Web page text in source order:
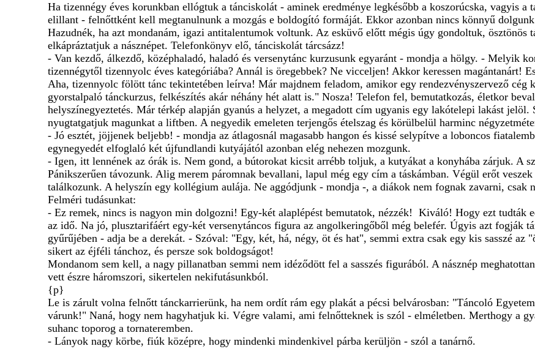
Ha tizennégy éves korunkban ellógtuk a tánciskolát - aminek eredménye legkésőbb a koszorúcska, vagyis a
elillant - felnőttként kell megtanulnunk a mozgás e boldogító formáját. Ekkor azonban nincs könnyű
Hazudnék, ha azt mondanám, igazi antitalentumok voltunk. Az esküvő előtt mégis úgy gondoltuk, ösztönös
elkápráztatjuk a násznépet. Telefonkönyv elő, tánciskolát tárcsázz!
- Van kezdő, álkezdő, középhaladó, haladó és versenytánc kurzusunk egyaránt - mondja a hölgy. - Melyik
tizennégytől tizennyolc éves kategóriába? Annál is öregebbek? Ne vicceljen! Akkor keressen magántanárt!
Aha, tizennyolc fölött tánc tekintetében leírva! Már majdnem feladom, amikor egy rendezvényszervező cég
gyorstalpaló tánckurzus, felkészítés akár néhány hét alatt is." Nosza! Telefon fel, bemutatkozás, életkor
helyszínegyeztetés. Már térkép alapján gyanús a helyzet, a megadott cím ugyanis egy lakótelepi lakást jelöl.
nyugtatgatjuk magunkat a liftben. A negyedik emeleten terjengős ételszag és körülbelül harminc
- Jó esztét, jöjjenek beljebb! - mondja az átlagosnál magasabb hangon és kissé selypítve a loboncos
egynegyedét elfoglaló két újfundlandi kutyájától azonban elég nehezen mozgunk.
- Igen, itt lennének az órák is. Nem gond, a bútorokat kicsit arrébb toljuk, a kutyákat a konyhába zárjuk. A
Pánikszerűen távozunk. Alig merem páromnak bevallani, lapul még egy cím a táskámban. Végül erőt
találkozunk. A helyszín egy kollégium aulája. Ne aggódjunk - mondja -, a diákok nem fognak zavarni, csak
Felméri tudásunkat:
- Ez remek, nincs is nagyon min dolgozni! Egy-két alaplépést bemutatok, nézzék! Kiváló! Hogy ezt tudták
az idő. Na jó, plusztarifáért egy-két versenytáncos figura az angolkeringőből még belefér. Úgyis azt fogják
gyűrűjében - adja be a derekát. - Szóval: "Egy, két, há, négy, öt és hat", semmi extra csak egy kis sasszé
sikert az éjféli tánchoz, és persze sok boldogságot!
Mondanom sem kell, a nagy pillanatban semmi nem idéződött fel a sasszés figurából. A násznép
vett észre háromszori, sikertelen nekifutásunkból.
{p}
Le is zárult volna felnőtt tánckarrierünk, ha nem ordít rám egy plakát a pécsi belvárosban: "Táncoló
várunk!" Naná, hogy nem hagyhatjuk ki. Végre valami, ami felnőtteknek is szól - elméletben. Merthogy a
suhanc toporog a tornateremben.
- Lányok nagy körbe, fiúk középre, hogy mindenki mindenkivel párba kerüljön - szól a tanárnő.